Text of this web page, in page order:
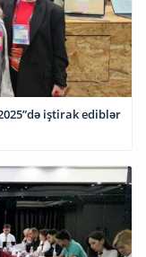
iştirak ediblər